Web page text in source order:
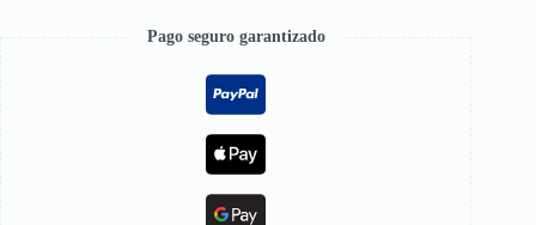
Pago seguro garantizado